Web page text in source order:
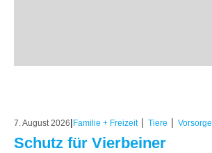
7. August 2026| Familie + Freizeit | Tiere | Vorsorge
Schutz für Vierbeiner